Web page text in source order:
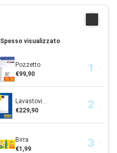
Spesso visualizzato
Pozzetto
€99,90
Lavastovi...
€229,90
Birra
€1,99